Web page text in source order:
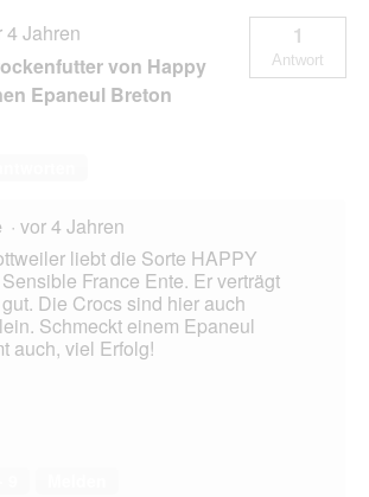
4 Jahren
von Happy
Epaneul Breton
1
Antwort
· vor 4 Jahren
liebt die Sorte HAPPY
France Ente. Er verträgt
Die Crocs sind hier auch
Schmeckt einem Epaneul
auch, viel Erfolg!